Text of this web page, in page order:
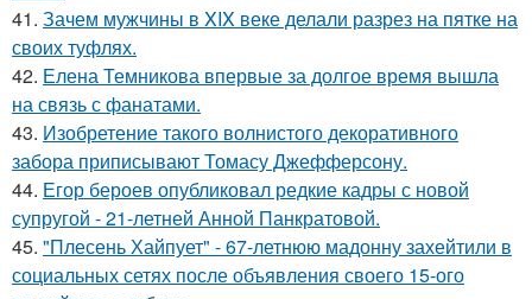
41. Зачем мужчины в XIX веке делали разрез на пятке на
своих туфлях.
42. Елена Темникова впервые за долгое время вышла
на связь с фанатами.
43. Изобретение такого волнистого декоративного
забора приписывают Томасу Джефферсону.
44. Егор бероев опубликовал редкие кадры с новой
супругой - 21-летней Анной Панкратовой.
45. "Плесень Хайпует" - 67-летнюю мадонну захейтили в
социальных сетях после объявления своего 15-ого